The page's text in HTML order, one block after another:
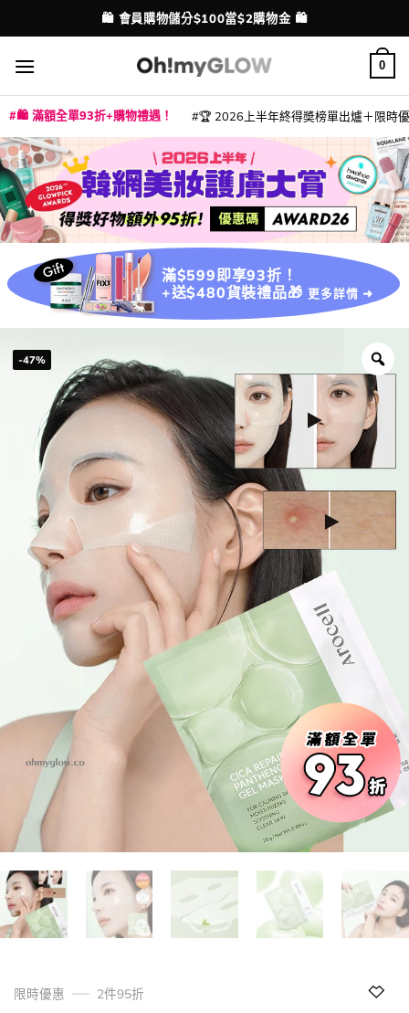
to
content
配送港澳
💳 支援消費券、FPS、八達通、PAYME、信用卡付款
0
🛍️ 滿額全單93折+購物禮遇！ 🏆 2026上半年終得奬榜單出爐＋限時
滿$599即享93折！
+送$480貨裝禮品🎁 更多詳情 ➜
-47%
限時優惠
2件95折